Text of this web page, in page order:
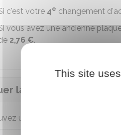
c'est votre 4e changement
vous avez une ancienne
2,76 €.
la demande sur
utiliser le téléservice
This site